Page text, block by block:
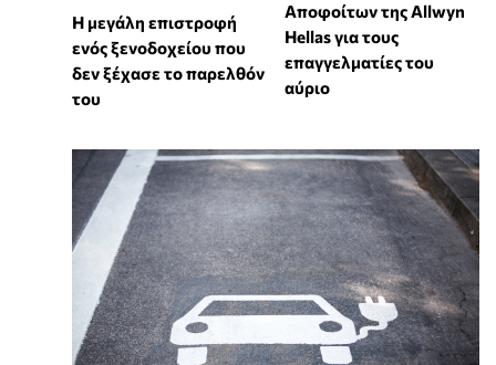
Η μεγάλη επιστροφή
ενός ξενοδοχείου που
δεν ξέχασε το παρελθόν
του
Αποφοίτων της Allwyn
Hellas για τους
επαγγελματίες του
αύριο